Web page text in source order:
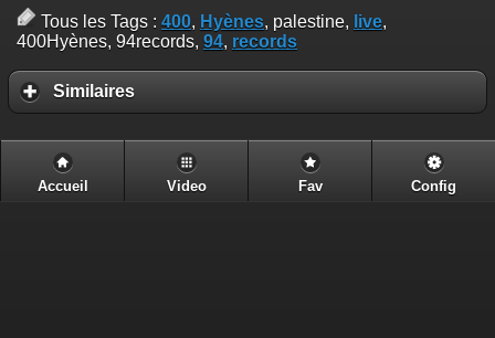
Tous les Tags : 400, Hyènes, palestine, live,
400Hyènes, 94records, 94, records
Similaires
Accueil Video Fav Config